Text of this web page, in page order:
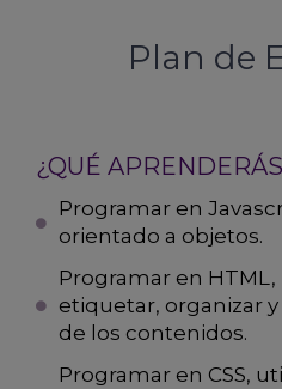
Plan de
¿QUÉ
Programar en
orientado a objetos.
Programar en HTML,
etiquetar, organizar
de los contenidos.
Programar en CSS,